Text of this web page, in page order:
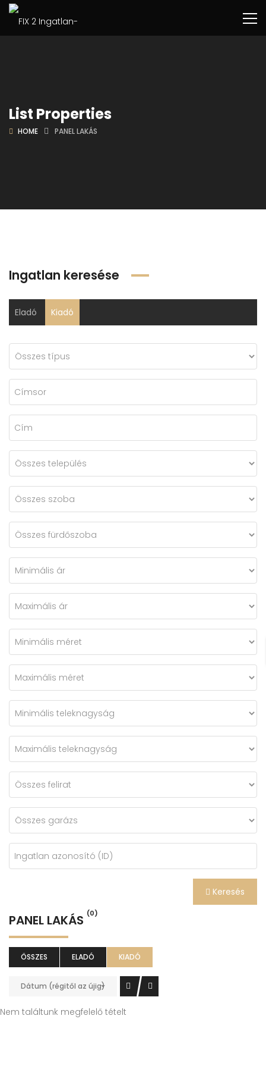
List Properties
HOME PANEL LAKÁS
Ingatlan keresése
Eladó Kiadó
Keresés
PANEL LAKÁS (0)
ÖSSZES ELADÓ KIADÓ
Dátum (régitől az újig)
Nem találtunk megfelelő tételt